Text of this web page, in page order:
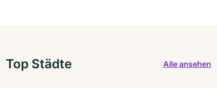
Top Städte Alle ansehen